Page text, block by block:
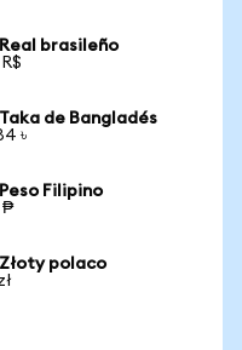
brasileño
de Bangladés
৳
Filipino
₱
polaco